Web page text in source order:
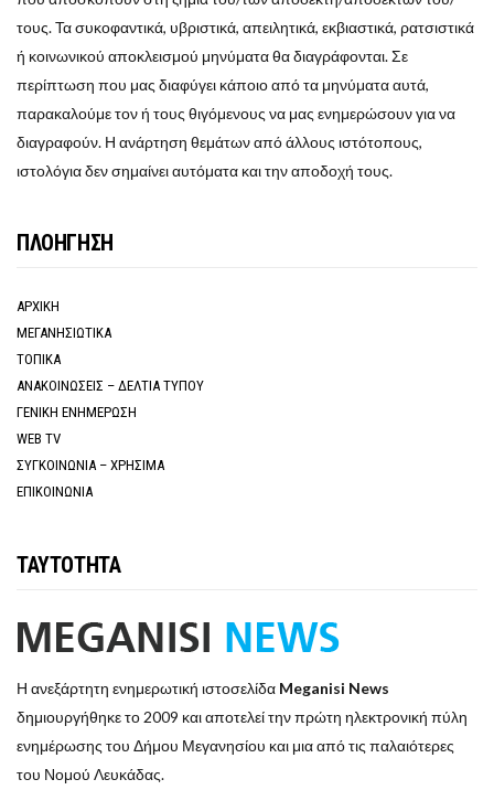
τους. Τα συκοφαντικά, υβριστικά, απειλητικά, εκβιαστικά, ρατσιστικά
ή κοινωνικού αποκλεισμού μηνύματα θα διαγράφονται. Σε
περίπτωση που μας διαφύγει κάποιο από τα μηνύματα αυτά,
παρακαλούμε τον ή τους θιγόμενους να μας ενημερώσουν για να
διαγραφούν. Η ανάρτηση θεμάτων από άλλους ιστότοπους,
ιστολόγια δεν σημαίνει αυτόματα και την αποδοχή τους.
ΠΛΟΗΓΗΣΗ
ΑΡΧΙΚΗ
ΜΕΓΑΝΗΣΙΩΤΙΚΑ
ΤΟΠΙΚΑ
ΑΝΑΚΟΙΝΩΣΕΙΣ – ΔΕΛΤΙΑ ΤΥΠΟΥ
ΓΕΝΙΚΗ ΕΝΗΜΕΡΩΣΗ
WEB TV
ΣΥΓΚΟΙΝΩΝΙΑ – ΧΡΗΣΙΜΑ
ΕΠΙΚΟΙΝΩΝΙΑ
ΤΑΥΤΟΤΗΤΑ
Η ανεξάρτητη ενημερωτική ιστοσελίδα Meganisi News
δημιουργήθηκε το 2009 και αποτελεί την πρώτη ηλεκτρονική πύλη
ενημέρωσης του Δήμου Μεγανησίου και μια από τις παλαιότερες
του Νομού Λευκάδας.